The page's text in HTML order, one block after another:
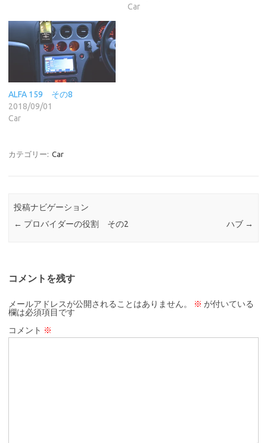
Car
ALFA 159 その8
2018/09/01
Car
カテゴリー: Car
投稿ナビゲーション
← プロバイダーの役割 その2 ハブ →
コメントを残す
メールアドレスが公開されることはありません。 ※ が付いている
欄は必須項目です
コメント ※